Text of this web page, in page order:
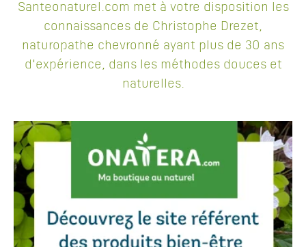
Santeonaturel.com met à votre disposition les
connaissances de Christophe Drezet,
naturopathe chevronné ayant plus de 30 ans
d'expérience, dans les méthodes douces et
naturelles.